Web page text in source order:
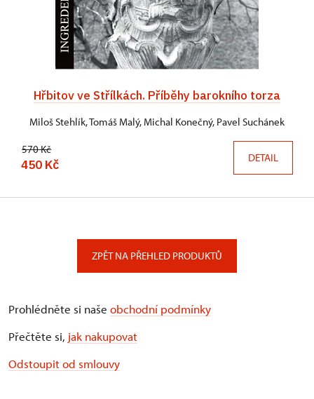
Hřbitov ve Střílkách. Příběhy barokního torza
Miloš Stehlík, Tomáš Malý, Michal Konečný, Pavel Suchánek
570 Kč
450 Kč DETAIL
ZPĚT NA PŘEHLED PRODUKTŮ
Prohlédněte si naše obchodní podmínky
Přečtěte si, jak nakupovat
Odstoupit od smlouvy